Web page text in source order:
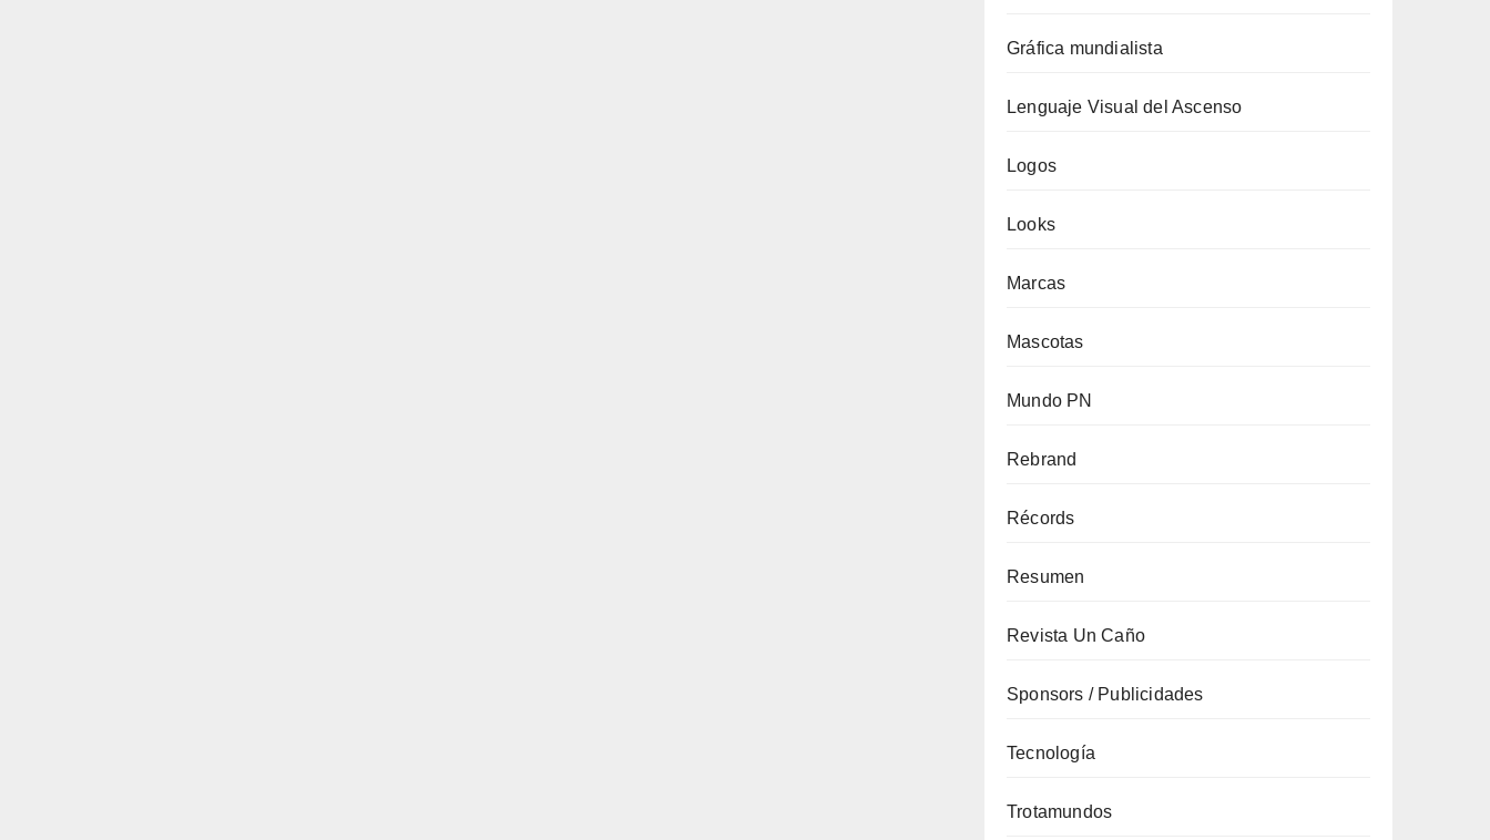
Gráfica mundialista
Lenguaje Visual del Ascenso
Logos
Looks
Marcas
Mascotas
Mundo PN
Rebrand
Récords
Resumen
Revista Un Caño
Sponsors / Publicidades
Tecnología
Trotamundos